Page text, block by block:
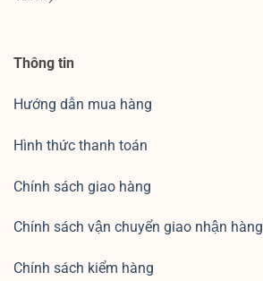
Thông tin
Hướng dẫn mua hàng
Hình thức thanh toán
Chính sách giao hàng
Chính sách vận chuyển giao nhận hàng
Chính sách kiểm hàng